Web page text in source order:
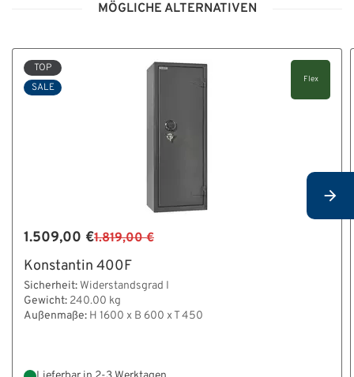
MÖGLICHE ALTERNATIVEN
TOP
SALE
Flex
1.509,00 €1.819,00 €
Konstantin 400F
Sicherheit: Widerstandsgrad I
Gewicht: 240.00 kg
Außenmaße: H 1600 x B 600 x T 450